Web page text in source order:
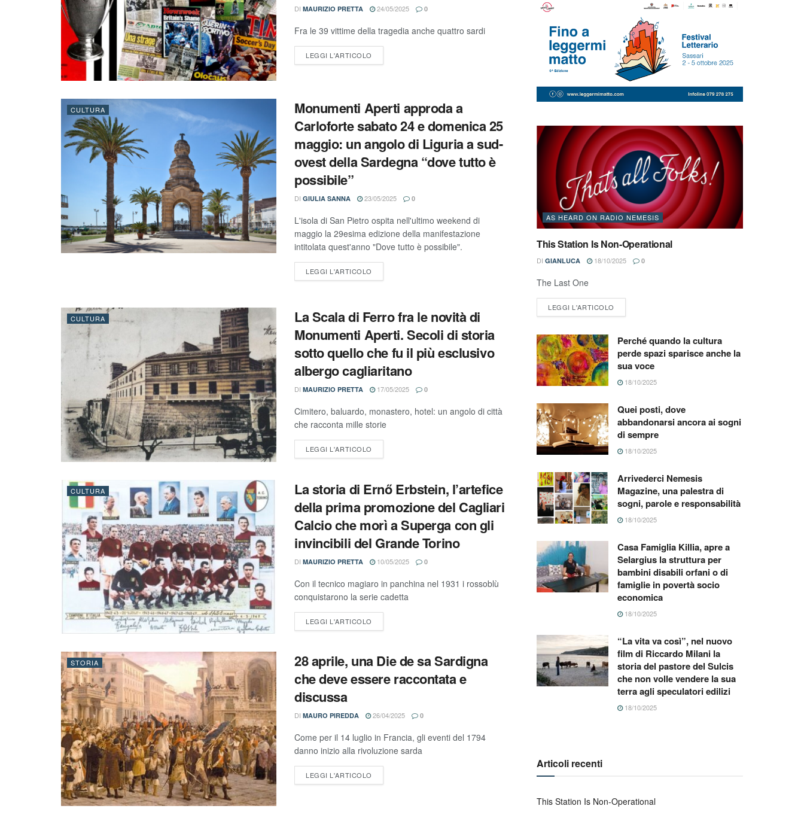
DI MAURIZIO PRETTA 24/05/2025 0
Fra le 39 vittime della tragedia anche quattro sardi
LEGGI L'ARTICOLO
CULTURA
Monumenti Aperti approda a
Carloforte sabato 24 e domenica 25
maggio: un angolo di Liguria a sud-
ovest della Sardegna “dove tutto è
possibile”
DI GIULIA SANNA 23/05/2025 0
L'isola di San Pietro ospita nell'ultimo weekend di
maggio la 29esima edizione della manifestazione
intitolata quest'anno "Dove tutto è possibile".
LEGGI L'ARTICOLO
CULTURA
La Scala di Ferro fra le novità di
Monumenti Aperti. Secoli di storia
sotto quello che fu il più esclusivo
albergo cagliaritano
DI MAURIZIO PRETTA 17/05/2025 0
Cimitero, baluardo, monastero, hotel: un angolo di città
che racconta mille storie
LEGGI L'ARTICOLO
CULTURA
La storia di Ernő Erbstein, l’artefice
della prima promozione del Cagliari
Calcio che morì a Superga con gli
invincibili del Grande Torino
DI MAURIZIO PRETTA 10/05/2025 0
Con il tecnico magiaro in panchina nel 1931 i rossoblù
conquistarono la serie cadetta
LEGGI L'ARTICOLO
STORIA
28 aprile, una Die de sa Sardigna
che deve essere raccontata e
discussa
DI MAURO PIREDDA 26/04/2025 0
Come per il 14 luglio in Francia, gli eventi del 1794
danno inizio alla rivoluzione sarda
LEGGI L'ARTICOLO
AS HEARD ON RADIO NEMESIS
This Station Is Non-Operational
DI GIANLUCA 18/10/2025 0
The Last One
LEGGI L'ARTICOLO
Perché quando la cultura
perde spazi sparisce anche la
sua voce
18/10/2025
Quei posti, dove
abbandonarsi ancora ai sogni
di sempre
18/10/2025
Arrivederci Nemesis
Magazine, una palestra di
sogni, parole e responsabilità
18/10/2025
Casa Famiglia Killia, apre a
Selargius la struttura per
bambini disabili orfani o di
famiglie in povertà socio
economica
18/10/2025
“La vita va così”, nel nuovo
film di Riccardo Milani la
storia del pastore del Sulcis
che non volle vendere la sua
terra agli speculatori edilizi
18/10/2025
Articoli recenti
This Station Is Non-Operational